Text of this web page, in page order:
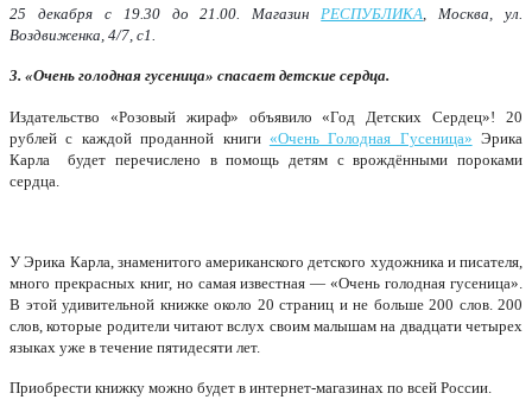
25 декабря с 19.30 до 21.00. МагазинРЕСПУБЛИКА, Москва, ул.
Воздвиженка, 4/7, с1.
3. «Очень голодная гусеница» спасает детские сердца.
Издательство «Розовый жираф» объявило «Год Детских Сердец»! 20
рублей с каждой проданной книги «Очень Голодная Гусеница» Эрика
Карла будет перечислено в помощь детям с врождёнными пороками
сердца.
У Эрика Карла, знаменитого американского детского художника и писателя,
много прекрасных книг, но самая известная — «Очень голодная гусеница».
В этой удивительной книжке около 20 страниц и не больше 200 слов. 200
слов, которые родители читают вслух своим малышам на двадцати четырех
языках уже в течение пятидесяти лет.
Приобрести книжку можно будет в интернет-магазинах по всей России.